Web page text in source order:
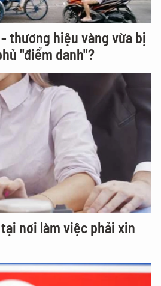
thương hiệu vàng vừa bị
"điểm danh"?
nơi làm việc phải xin